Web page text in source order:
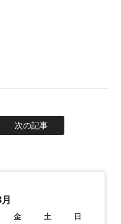
次の記事
金 土 日